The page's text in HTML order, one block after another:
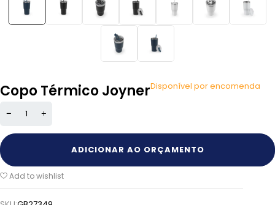
Copo Térmico JoynerDisponível por encomenda
ADICIONAR AO ORÇAMENTO
Add to wishlist